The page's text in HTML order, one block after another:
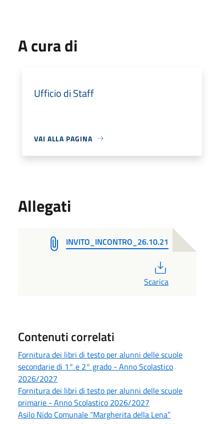
A cura di
Ufficio di Staff
VAI ALLA PAGINA
Allegati
INVITO_INCONTRO_26.10.21
Scarica
Contenuti correlati
Fornitura dei libri di testo per alunni delle scuole
secondarie di 1° e 2° grado - Anno Scolastico
2026/2027
Fornitura dei libri di testo per alunni delle scuole
primarie - Anno Scolastico 2026/2027
Asilo Nido Comunale “Margherita della Lena”